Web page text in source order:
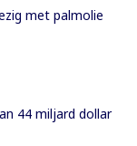
met palmolie
44 miljard dollar